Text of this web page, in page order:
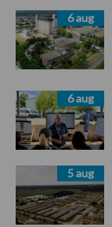
6 aug
6 aug
5 aug